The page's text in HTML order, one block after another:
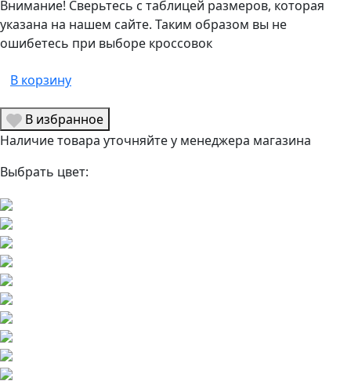
Внимание! Сверьтесь с таблицей размеров, которая
указана на нашем сайте. Таким образом вы не
ошибетесь при выборе кроссовок
В корзину
В избранное
Наличие товара уточняйте у менеджера магазина
Выбрать цвет: